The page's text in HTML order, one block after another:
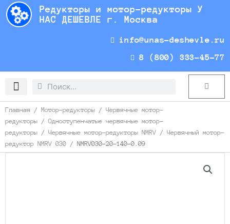
Перейти
содержимому
Редукторы и мотор-редукторы У
НАС ДЕШЕВЛЕ г. Москва
info@unas-deshevle.ru
8 (800) 333-45-77
Search
Search Cart
Главная / Мотор-редукторы / Червячные мотор-
редукторы / Одноступенчатые червячные мотор-
редукторы / Червячные мотор-редукторы NMRV / Червячный мотор-
редуктор NMRV 030 / NMRV030-20-140-0.09